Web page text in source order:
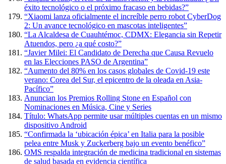
éxito tecnológico o el próximo fracaso en bebidas?”
“Xiaomi lanza oficialmente el increíble perro robot CyberDog
2: Un avance tecnológico en mascotas inteligentes”
“La Alcaldesa de Cuauhtémoc, CDMX: Elegancia sin Repetir
Atuendos, pero ¿a qué costo?”
“Javier Milei: El Candidato de Derecha que Causa Revuelo
en las Elecciones PASO de Argentina”
“Aumento del 80% en los casos globales de Covid-19 este
verano: Corea del Sur, el epicentro de la oleada en Asia-
Pacífico”
Anuncian los Premios Rolling Stone en Español con
Nominaciones en Música, Cine y Series
Título: WhatsApp permite usar múltiples cuentas en un mismo
dispositivo Android
“Confirmada la ‘ubicación épica’ en Italia para la posible
pelea entre Musk y Zuckerberg bajo un evento benéfico”
OMS respalda integración de medicina tradicional en sistemas
de salud basada en evidencia científica